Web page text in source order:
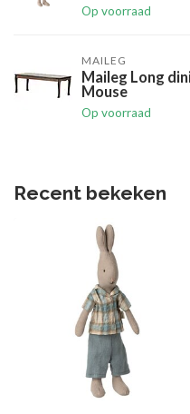
Op voorraad
MAILEG
Maileg Long
Mouse
Op voorraad
Recent bekeken